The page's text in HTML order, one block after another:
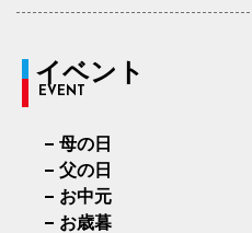
イベント
EVENT
母の日
父の日
お中元
お歳暮